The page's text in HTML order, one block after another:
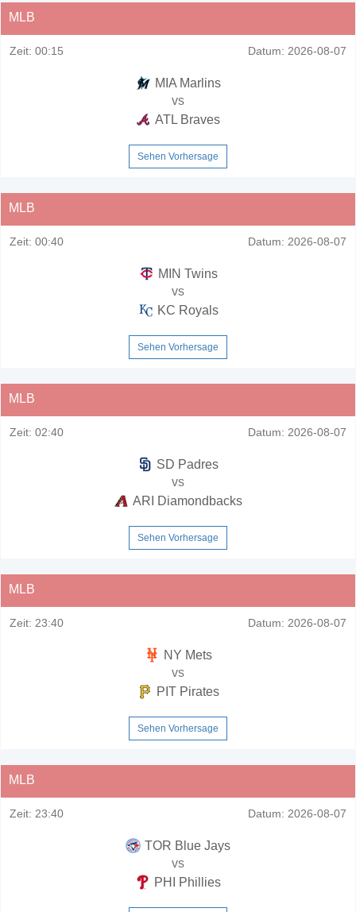
MLB
Zeit: 00:15 Datum: 2026-08-07
MIA Marlins
vs
ATL Braves
Sehen Vorhersage
MLB
Zeit: 00:40 Datum: 2026-08-07
MIN Twins
vs
KC Royals
Sehen Vorhersage
MLB
Zeit: 02:40 Datum: 2026-08-07
SD Padres
vs
ARI Diamondbacks
Sehen Vorhersage
MLB
Zeit: 23:40 Datum: 2026-08-07
NY Mets
vs
PIT Pirates
Sehen Vorhersage
MLB
Zeit: 23:40 Datum: 2026-08-07
TOR Blue Jays
vs
PHI Phillies